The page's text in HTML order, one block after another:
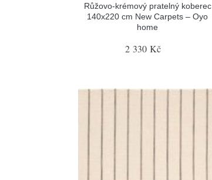
Růžovo-krémový pratelný koberec
140x220 cm New Carpets – Oyo
home
2 330 Kč